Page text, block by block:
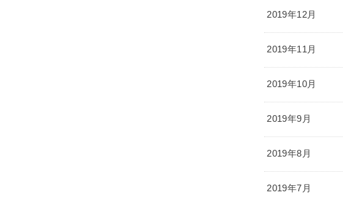
2019年12月
2019年11月
2019年10月
2019年9月
2019年8月
2019年7月